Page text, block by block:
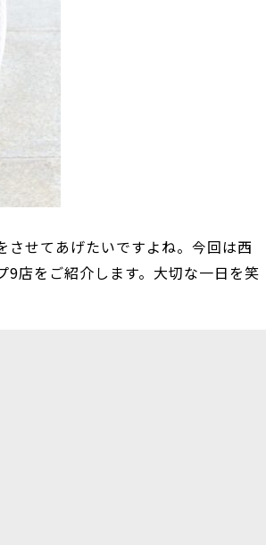
せてあげたいですよね。今回は西
店をご紹介します。大切な一日を笑